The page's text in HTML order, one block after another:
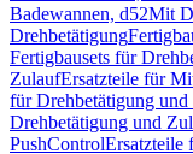
Badewannen, d52Mit
Drehbetätigung
Fertigbausets für
ZulaufErsatzteile für
für Drehbetätigung
Drehbetätigung und
PushControlErsatzteile